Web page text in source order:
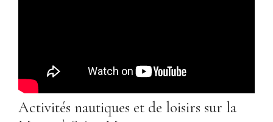
Activités nautiques et de loisirs sur la